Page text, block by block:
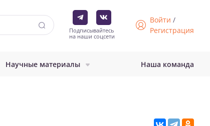
Подписывайтесь
на наши соцсети
Войти /
Регистрация
Научные материалы Наша команда